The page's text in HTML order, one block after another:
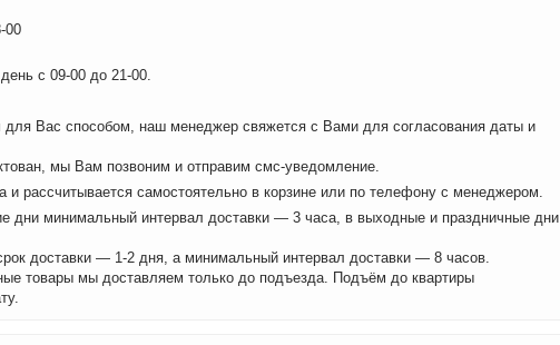
00
с 09-00 до 21-00.
Вас способом, наш менеджер свяжется с Вами для согласования даты и
мы Вам позвоним и отправим смс-уведомление.
и рассчитывается самостоятельно в корзине или по телефону с менеджером.
дни минимальный интервал доставки — 3 часа, в выходные и праздничные дни
доставки — 1-2 дня, а минимальный интервал доставки — 8 часов.
товары мы доставляем только до подъезда. Подъём до квартиры